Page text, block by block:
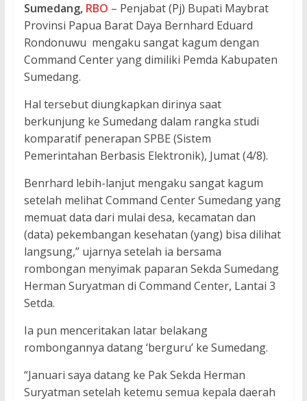
Sumedang, RBO – Penjabat (Pj) Bupati Maybrat
Provinsi Papua Barat Daya Bernhard Eduard
Rondonuwu mengaku sangat kagum dengan
Command Center yang dimiliki Pemda Kabupaten
Sumedang.
Hal tersebut diungkapkan dirinya saat
berkunjung ke Sumedang dalam rangka studi
komparatif penerapan SPBE (Sistem
Pemerintahan Berbasis Elektronik), Jumat (4/8).
Benrhard lebih-lanjut mengaku sangat kagum
setelah melihat Command Center Sumedang yang
memuat data dari mulai desa, kecamatan dan
(data) pekembangan kesehatan (yang) bisa dilihat
langsung,” ujarnya setelah ia bersama
rombongan menyimak paparan Sekda Sumedang
Herman Suryatman di Command Center, Lantai 3
Setda.
Ia pun menceritakan latar belakang
rombongannya datang ‘berguru’ ke Sumedang.
“Januari saya datang ke Pak Sekda Herman
Suryatman setelah ketemu semua kepala daerah